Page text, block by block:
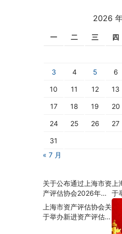
2026
一 二 三 四
3 4 5 6
10 11 12 13
17 18 19 20
24 25 26 27
31
« 7 月
关于公布通过上海市资
产评估协会2026年会
员资格年检名单的通知
于
源
活
上海市资产评估协会关
于举办新进资产评估师